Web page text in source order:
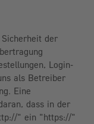
der
Login-
als Betreiber
Eine
dass in der
" ein "https://"